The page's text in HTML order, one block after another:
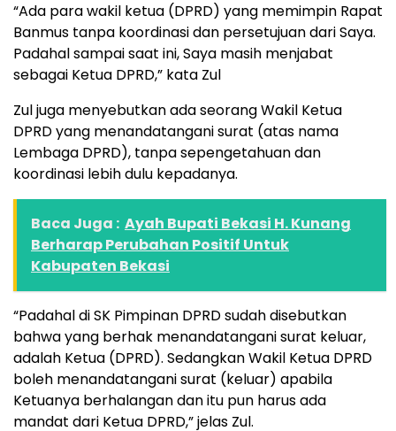
“Ada para wakil ketua (DPRD) yang memimpin Rapat
Banmus tanpa koordinasi dan persetujuan dari Saya.
Padahal sampai saat ini, Saya masih menjabat
sebagai Ketua DPRD,” kata Zul
Zul juga menyebutkan ada seorang Wakil Ketua
DPRD yang menandatangani surat (atas nama
Lembaga DPRD), tanpa sepengetahuan dan
koordinasi lebih dulu kepadanya.
Baca Juga : Ayah Bupati Bekasi H. Kunang
Berharap Perubahan Positif Untuk
Kabupaten Bekasi
“Padahal di SK Pimpinan DPRD sudah disebutkan
bahwa yang berhak menandatangani surat keluar,
adalah Ketua (DPRD). Sedangkan Wakil Ketua DPRD
boleh menandatangani surat (keluar) apabila
Ketuanya berhalangan dan itu pun harus ada
mandat dari Ketua DPRD,” jelas Zul.